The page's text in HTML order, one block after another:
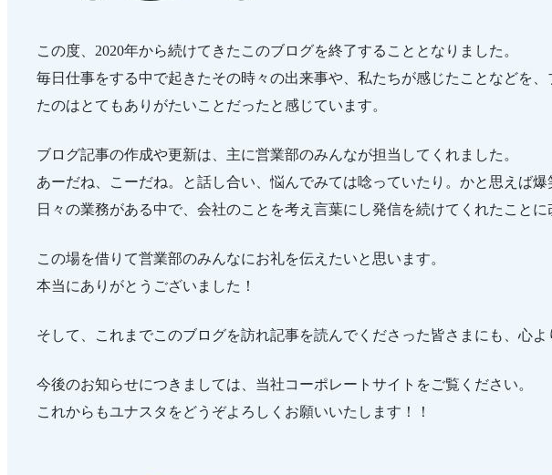
この度、2020年から続けてきたこのブログを終了することとなりました。
毎日仕事をする中で起きたその時々の出来事や、私たちが感じたことなどを、
たのはとてもありがたいことだったと感じています。
ブログ記事の作成や更新は、主に営業部のみんなが担当してくれました。
あーだね、こーだね。と話し合い、悩んでみては唸っていたり。かと思えば爆
日々の業務がある中で、会社のことを考え言葉にし発信を続けてくれたことに
この場を借りて営業部のみんなにお礼を伝えたいと思います。
本当にありがとうございました！
そして、これまでこのブログを訪れ記事を読んでくださった皆さまにも、心よ
今後のお知らせにつきましては、当社コーポレートサイトをご覧ください。
これからもユナスタをどうぞよろしくお願いいたします！！